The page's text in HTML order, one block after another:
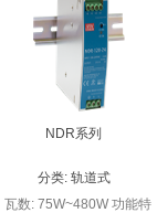
NDR系列
分类: 轨道式
瓦数: 75W~480W 功能特